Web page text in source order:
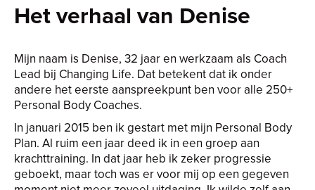
Het verhaal van Denise
Mijn naam is Denise, 32 jaar en werkzaam als Coach
Lead bij Changing Life. Dat betekent dat ik onder
andere het eerste aanspreekpunt ben voor alle 250+
Personal Body Coaches.
In januari 2015 ben ik gestart met mijn Personal Body
Plan. Al ruim een jaar deed ik in een groep aan
krachttraining. In dat jaar heb ik zeker progressie
geboekt, maar toch was er voor mij op een gegeven